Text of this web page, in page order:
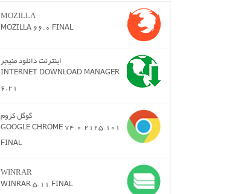
MOZILLA
MOZILLA 66.0 FINAL
اینترنت دانلود منیجر
INTERNET DOWNLOAD MANAGER
6.21
گوگل کروم
GOOGLE CHROME 74.0.2125.101
FINAL
WINRAR
WINRAR 5.11 FINAL